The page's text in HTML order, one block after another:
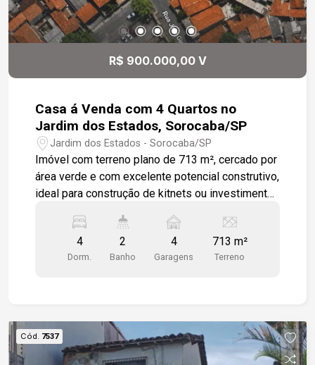
R$ 900.000,00 V
Casa á Venda com 4 Quartos no
Jardim dos Estados, Sorocaba/SP
Jardim dos Estados - Sorocaba/SP
Imóvel com terreno plano de 713 m², cercado por
área verde e com excelente potencial construtivo,
ideal para construção de kitnets ou investimento
Sala de jantar; -Cozinha; -2 banheiros; -Espaço
para até 4 veículos. Localização: -A 12 minutos
do Centro de Sorocaba; -Próximo à ETEC
4
Dorm.
2
Banho
4
Garagens
713 m²
Terreno
Cód. 7537